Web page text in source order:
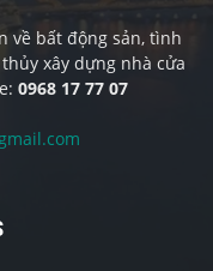
về bất động sản, tình
xây dựng nhà cửa
0968 17 77 07